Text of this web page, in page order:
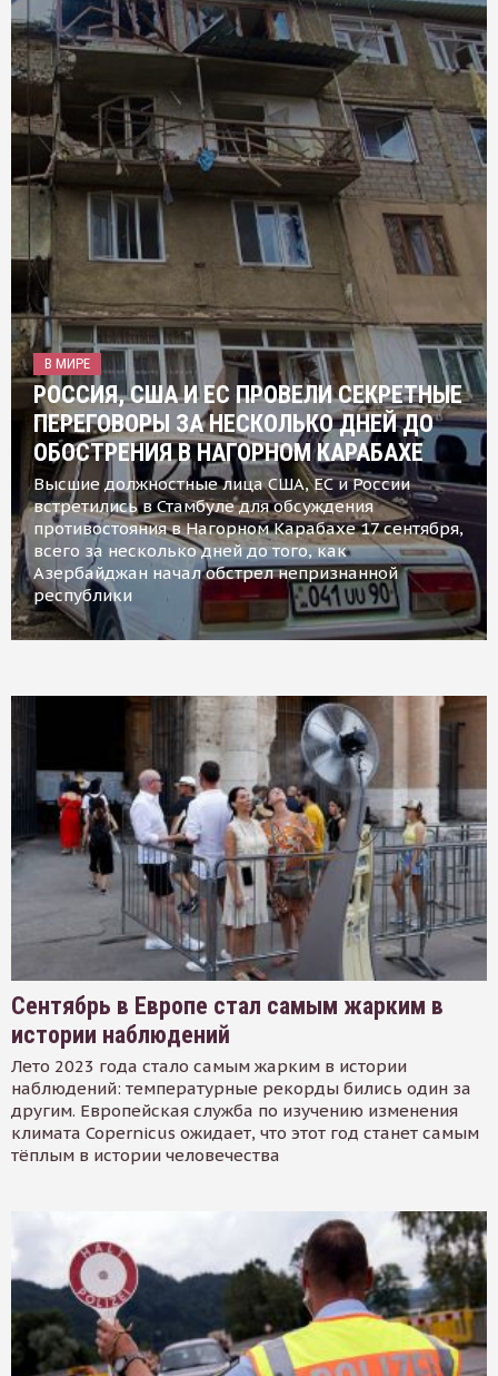
В МИРЕ
РОССИЯ, США И ЕС ПРОВЕЛИ СЕКРЕТНЫЕ
ПЕРЕГОВОРЫ ЗА НЕСКОЛЬКО ДНЕЙ ДО
ОБОСТРЕНИЯ В НАГОРНОМ КАРАБАХЕ
Высшие должностные лица США, ЕС и России
встретились в Стамбуле для обсуждения
противостояния в Нагорном Карабахе 17 сентября,
всего за несколько дней до того, как
Азербайджан начал обстрел непризнанной
республики
Сентябрь в Европе стал самым жарким в
истории наблюдений
Лето 2023 года стало самым жарким в истории
наблюдений: температурные рекорды бились один за
другим. Европейская служба по изучению изменения
климата Copernicus ожидает, что этот год станет самым
тёплым в истории человечества